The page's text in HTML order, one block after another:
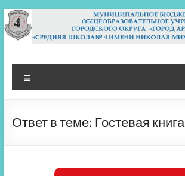
Перейти
к
содержимому
МБОУ СШ 4
Архангельск
Ответ в теме: Гостевая книга